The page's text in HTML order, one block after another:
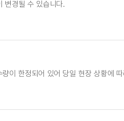
변경될 수 있습니다.
이 한정되어 있어 당일 현장 상황에